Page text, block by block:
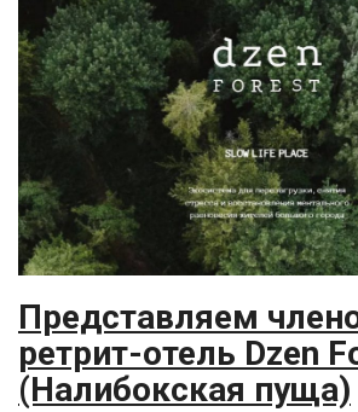
Представляем
ретрит-отель Dzen
(Налибокская пуща)